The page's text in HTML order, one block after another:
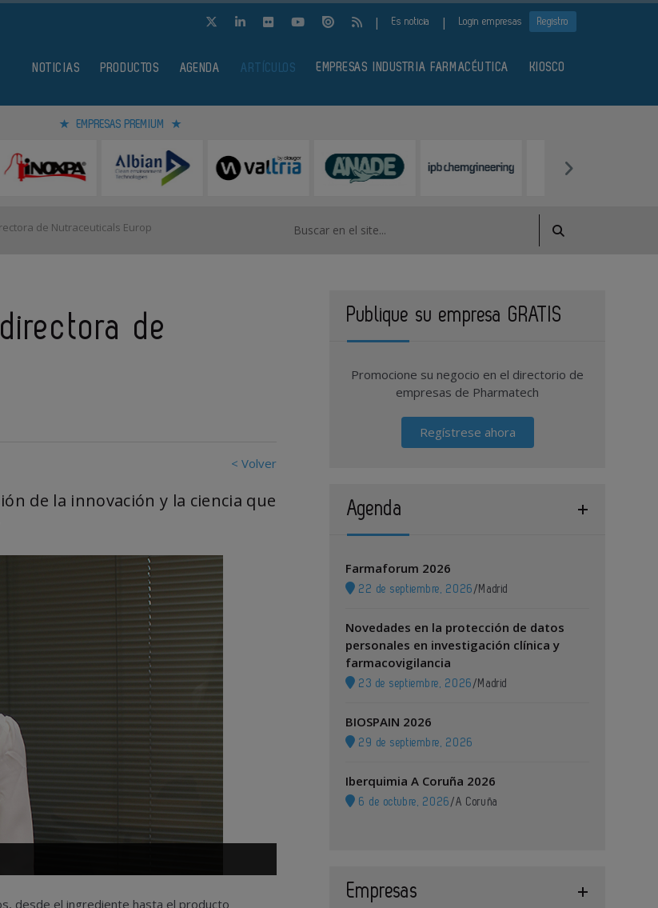
| Es noticia | Login empresas Registro
NOTICIAS PRODUCTOS AGENDA ARTÍCULOS EMPRESAS INDUSTRIA FARMACÉUTICA KIOSCO
EMPRESAS PREMIUM
de Nutraceuticals Europ
de
< Volver
de la innovación y la ciencia que
desde el ingrediente hasta el producto
Publique su empresa GRATIS
Promocione su negocio en el directorio de
empresas de Pharmatech
Regístrese ahora
Agenda
Farmaforum 2026
22 de septiembre, 2026 / Madrid
Novedades en la protección de datos
personales en investigación clínica y
farmacovigilancia
23 de septiembre, 2026 / Madrid
BIOSPAIN 2026
29 de septiembre, 2026
Iberquimia A Coruña 2026
6 de octubre, 2026 /A Coruña
Empresas